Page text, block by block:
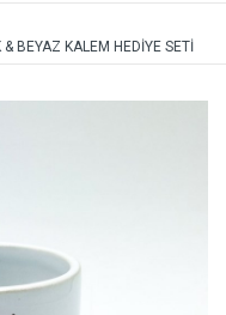
BEYAZ KALEM HEDIYE SETI